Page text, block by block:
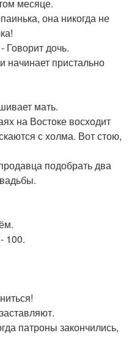
месяце.
она никогда не
Говорит дочь.
начинает пристально
мать.
на Востоке восходит
с холма. Вот стою,
подобрать два
100.
патроны закончились,